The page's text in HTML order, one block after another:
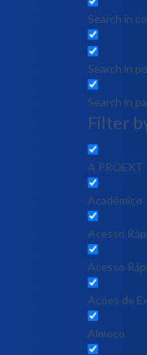
Search in
Search in
Search in
Filter
A PROEXT
Acadêmico
Acesso
Acesso
Ações de
Almoço